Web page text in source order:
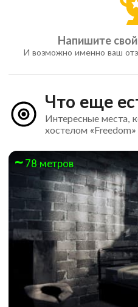
Напишите
И возможно именно ваш
Что еще
Интересные места,
хостелом «Freedom»
78 метров